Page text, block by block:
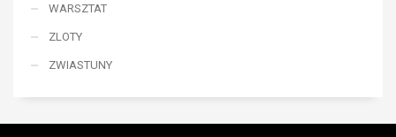
WARSZTAT
ZLOTY
ZWIASTUNY